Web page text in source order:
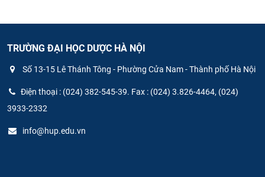
TRƯỜNG ĐẠI HỌC DƯỢC HÀ NỘI
Số 13-15 Lê Thánh Tông - Phường Cửa Nam - Thành phố Hà Nội
Điện thoại : (024) 382-545-39. Fax : (024) 3.826-4464, (024)
3933-2332
info@hup.edu.vn